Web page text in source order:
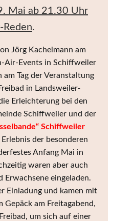
Mai ab 21.30 Uhr
Reden.
Jörg Kachelmann am
Air-Events in Schiffweiler
am Tag der Veranstaltung
in Landsweiler-
Erleichterung bei den
Schiffweiler und der
“ Schiffweiler
der besonderen
Anfang Mai in
waren aber auch
Erwachsene eingeladen.
Einladung und kamen mit
am Freitagabend,
um sich auf einer